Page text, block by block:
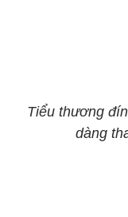
Tiểu thương
dàng